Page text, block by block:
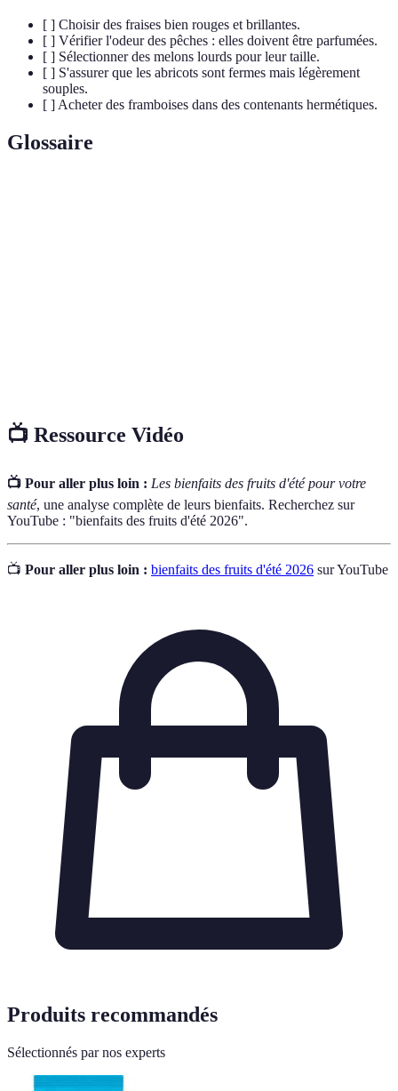
[ ] Choisir des fraises bien rouges et brillantes.
[ ] Vérifier l'odeur des pêches : elles doivent être parfumées.
[ ] Sélectionner des melons lourds pour leur taille.
[ ] S'assurer que les abricots sont fermes mais légèrement
souples.
[ ] Acheter des framboises dans des contenants hermétiques.
Glossaire
📺 Ressource Vidéo
📺 Pour aller plus loin : Les bienfaits des fruits d'été pour votre
santé, une analyse complète de leurs bienfaits. Recherchez sur
YouTube : "bienfaits des fruits d'été 2026".
📺 Pour aller plus loin : bienfaits des fruits d'été 2026 sur YouTube
Produits recommandés
Sélectionnés par nos experts